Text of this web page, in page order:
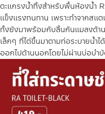
ตะแกรงน้ำทิ้งสำหรับพื้นห้องน้ำ
แข็งแรงทนทาน เพราะทำจากส
ทั้งยังมาพร้อมกับลิ้นกันแมลงด้า
เล็กๆ ที่ไต่ขึ้นมาตามท่อระบายน้
ออกไปด้านนอกโดยไม่ผ่านบ่อบำ